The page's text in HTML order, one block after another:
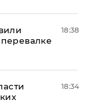
18:38
18:34